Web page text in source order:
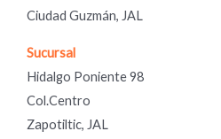
Ciudad Guzmán, JAL
Sucursal
Hidalgo Poniente 98
Col.Centro
Zapotiltic, JAL